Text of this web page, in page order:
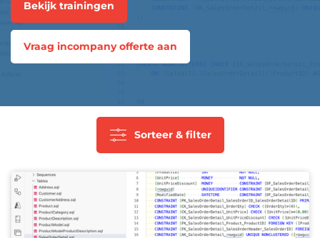
Bekijk trainingen
Vraag incompany offerte aan
Sorteer & filter